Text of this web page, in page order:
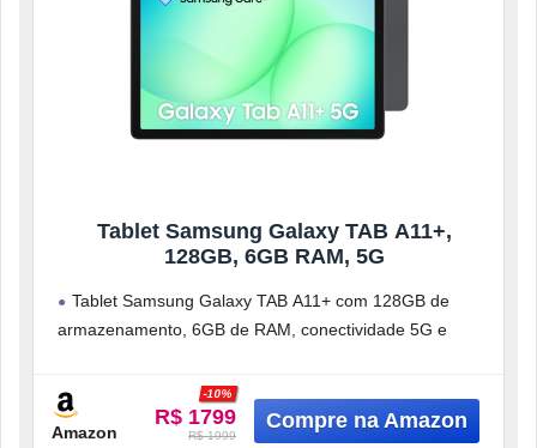
Tablet Samsung Galaxy TAB A11+,
128GB, 6GB RAM, 5G
Tablet Samsung Galaxy TAB A11+ com 128GB de
armazenamento, 6GB de RAM, conectividade 5G e
Amazon
R$ 1799
-10%
R$ 1999